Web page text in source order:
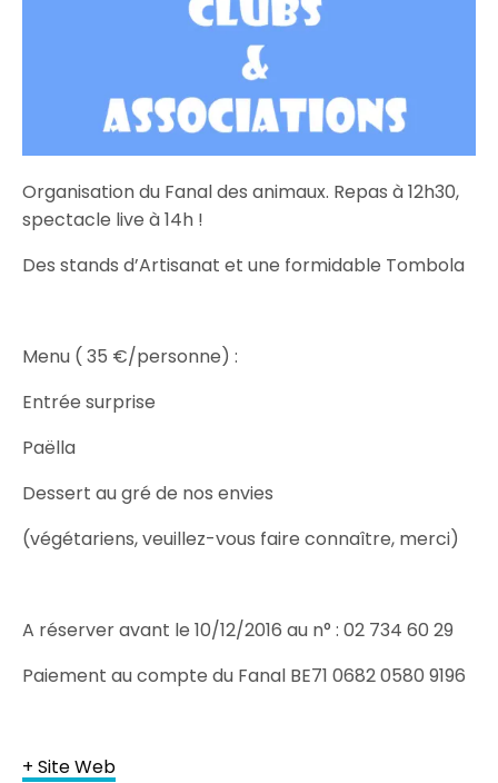
Organisation du Fanal des animaux. Repas à 12h30,
spectacle live à 14h !
Des stands d’Artisanat et une formidable Tombola
Menu ( 35 €/personne) :
Entrée surprise
Paëlla
Dessert au gré de nos envies
(végétariens, veuillez-vous faire connaître, merci)
A réserver avant le 10/12/2016 au n° : 02 734 60 29
Paiement au compte du Fanal BE71 0682 0580 9196
+ Site Web